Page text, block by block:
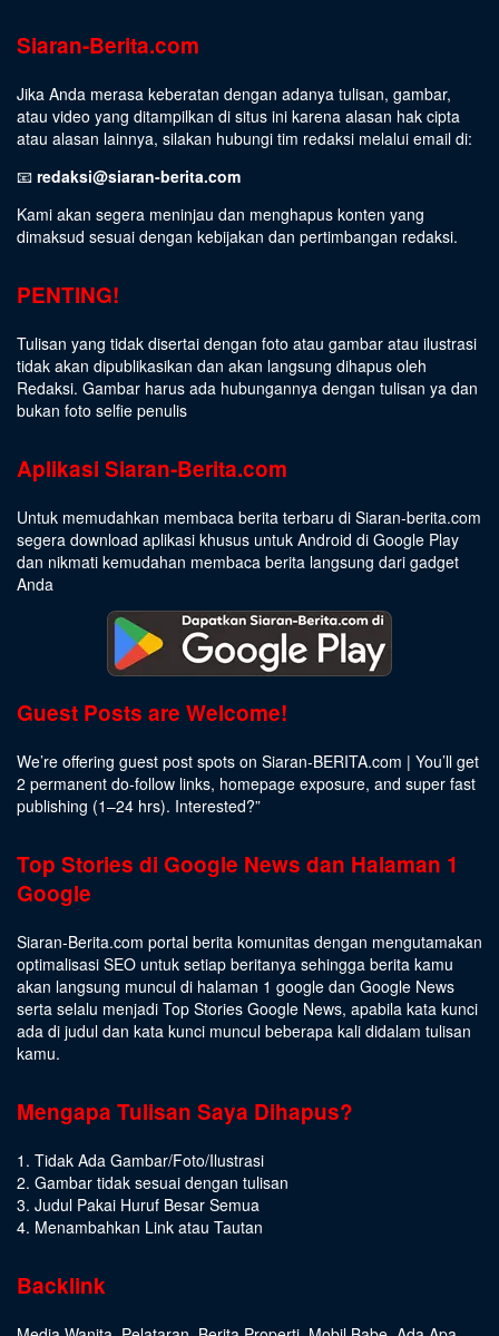
Siaran-Berita.com
Jika Anda merasa keberatan dengan adanya tulisan, gambar,
atau video yang ditampilkan di situs ini karena alasan hak cipta
atau alasan lainnya, silakan hubungi tim redaksi melalui email di:
📧 redaksi@siaran-berita.com
Kami akan segera meninjau dan menghapus konten yang
dimaksud sesuai dengan kebijakan dan pertimbangan redaksi.
PENTING!
Tulisan yang tidak disertai dengan foto atau gambar atau ilustrasi
tidak akan dipublikasikan dan akan langsung dihapus oleh
Redaksi. Gambar harus ada hubungannya dengan tulisan ya dan
bukan foto selfie penulis
Aplikasi Siaran-Berita.com
Untuk memudahkan membaca berita terbaru di Siaran-berita.com
segera download aplikasi khusus untuk Android di Google Play
dan nikmati kemudahan membaca berita langsung dari gadget
Anda
Guest Posts are Welcome!
We’re offering guest post spots on Siaran-BERITA.com | You’ll get
2 permanent do-follow links, homepage exposure, and super fast
publishing (1–24 hrs). Interested?”
Top Stories di Google News dan Halaman 1
Google
Siaran-Berita.com portal berita komunitas dengan mengutamakan
optimalisasi SEO untuk setiap beritanya sehingga berita kamu
akan langsung muncul di halaman 1 google dan Google News
serta selalu menjadi Top Stories Google News, apabila kata kunci
ada di judul dan kata kunci muncul beberapa kali didalam tulisan
kamu.
Mengapa Tulisan Saya Dihapus?
1. Tidak Ada Gambar/Foto/Ilustrasi
2. Gambar tidak sesuai dengan tulisan
3. Judul Pakai Huruf Besar Semua
4. Menambahkan Link atau Tautan
Backlink